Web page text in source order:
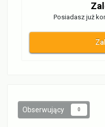
Posiadasz już
Obserwujący 0